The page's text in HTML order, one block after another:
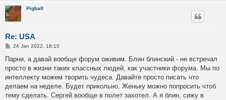
Pigball
Re: USA
P
s
24 Jan 2022, 18:10
Парни, а давай вообще форум оживим. Блин блинский - не встречал
просто в жизни таких классных людей, как участники форума. Мы по
интеллекту можем творить чудеса. Давайте просто писать что
делаем на неделе. Будет прикольно. Женьку можно попросить чтоб
тему сделать. Сергей вообще в полет захотел. А я блин, сижу в